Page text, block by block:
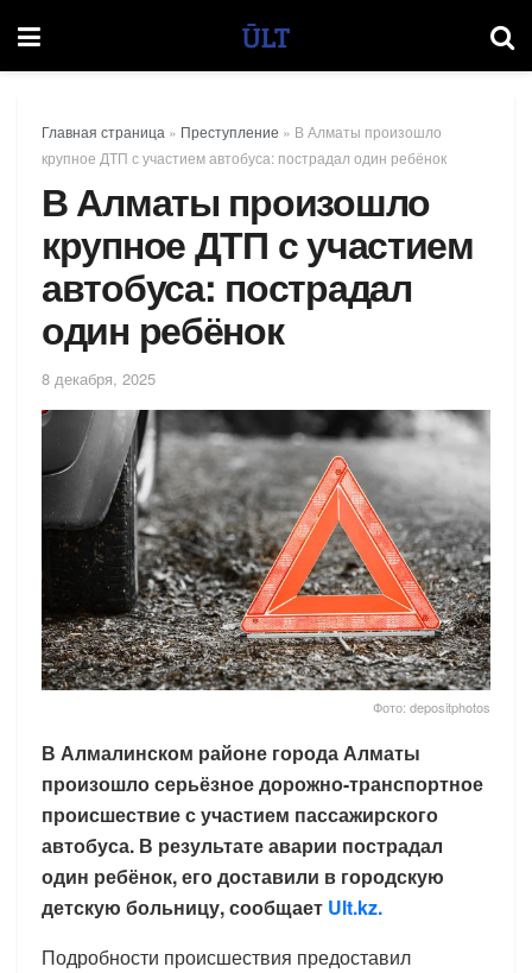
Главная страница » Преступление » В Алматы произошло
крупное ДТП с участием автобуса: пострадал один ребёнок
В Алматы произошло
крупное ДТП с участием
автобуса: пострадал
один ребёнок
8 декабря, 2025
Фото: depositphotos
В Алмалинском районе города Алматы
произошло серьёзное дорожно-транспортное
происшествие с участием пассажирского
автобуса. В результате аварии пострадал
один ребёнок, его доставили в городскую
детскую больницу, сообщает Ult.kz.
Подробности происшествия предоставил